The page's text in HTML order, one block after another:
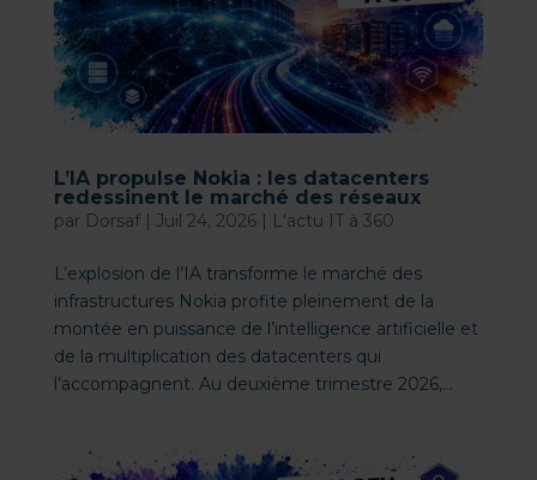
L’IA propulse Nokia : les datacenters
redessinent le marché des réseaux
par Dorsaf| Juil 24, 2026| L'actu IT à 360
L’explosion de l’IA transforme le marché des
infrastructures Nokia profite pleinement de la
montée en puissance de l’intelligence artificielle et
de la multiplication des datacenters qui
l’accompagnent. Au deuxième trimestre 2026,...